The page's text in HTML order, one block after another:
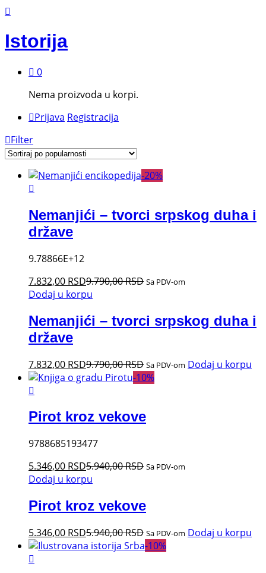
Istorija
0
Nema proizvoda u korpi.
Prijava Registracija
Filter
-20%
Nemanjići – tvorci srpskog duha i
države
9.78866E+12
7.832,00 RSD9.790,00RSD Sa PDV-om
Dodaj u korpu
Nemanjići – tvorci srpskog duha i
države
7.832,00 RSD9.790,00RSD Sa PDV-om Dodaj u korpu
-10%
Pirot kroz vekove
9788685193477
5.346,00 RSD5.940,00RSD Sa PDV-om
Dodaj u korpu
Pirot kroz vekove
5.346,00 RSD5.940,00RSD Sa PDV-om Dodaj u korpu
-10%